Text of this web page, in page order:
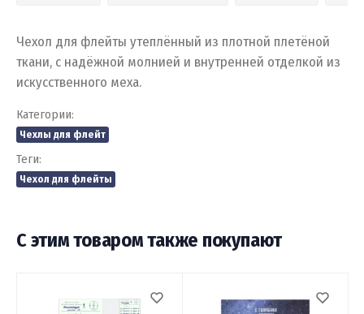
Чехол для флейты утеплённый из плотной плетёной
ткани, с надёжной молнией и внутренней отделкой из
искусственного меха.
Категории:
Чехлы для флейт
Теги:
Чехол для флейты
С этим товаром также покупают